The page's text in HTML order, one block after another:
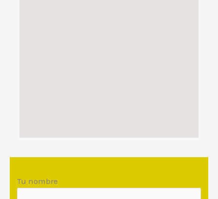
Tu nombre